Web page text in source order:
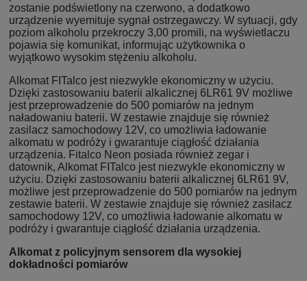
zostanie podświetlony na czerwono, a dodatkowo
urządzenie wyemituje sygnał ostrzegawczy. W sytuacji, gdy
poziom alkoholu przekroczy 3,00 promili, na wyświetlaczu
pojawia się komunikat, informując użytkownika o
wyjątkowo wysokim stężeniu alkoholu.
Alkomat FITalco jest niezwykle ekonomiczny w użyciu.
Dzięki zastosowaniu baterii alkalicznej 6LR61 9V możliwe
jest przeprowadzenie do 500 pomiarów na jednym
naładowaniu baterii. W zestawie znajduje się również
zasilacz samochodowy 12V, co umożliwia ładowanie
alkomatu w podróży i gwarantuje ciągłość działania
urządzenia. Fitalco Neon posiada również zegar i
datownik, Alkomat FITalco jest niezwykle ekonomiczny w
użyciu. Dzięki zastosowaniu baterii alkalicznej 6LR61 9V,
możliwe jest przeprowadzenie do 500 pomiarów na jednym
zestawie baterii. W zestawie znajduje się również zasilacz
samochodowy 12V, co umożliwia ładowanie alkomatu w
podróży i gwarantuje ciągłość działania urządzenia.
Alkomat z policyjnym sensorem dla wysokiej
dokładności pomiarów